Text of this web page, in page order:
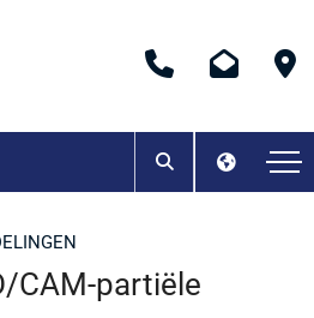
CAM-partiële